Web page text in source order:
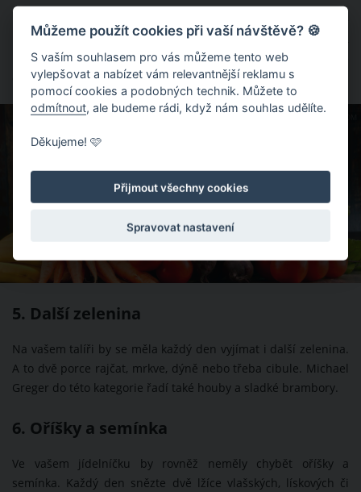
listovou zeleninu. Zaměřte se zejména na zelí, kapustu,
rukolu, salát nebo špenát. Vhodné jsou pro vás dvě porce
denně.
5. Další zelenina
Na vašem talíři by se měla každý den vyjímat i další zelenina.
A to dvě porce rajčat, mrkve, dýně nebo třeba cibule. Michael
Greger do této kategorie řadí také houby a sladké brambory.
6. Oříšky a semínka
Ve vašem jídelníčku by rovněž neměly chybět oříšky a
semínka. Každý den snězte dvě lžíce vlašských, lískových či
Můžeme použít cookies při vaší návštěvě? 🍪
S vaším souhlasem pro vás můžeme tento web
vylepšovat a nabízet vám relevantnější reklamu s
pomocí cookies a podobných technik. Můžete to
odmítnout , ale budeme rádi, když nám souhlas udělíte.
Děkujeme! 🩷
Přijmout všechny cookies
Spravovat nastavení